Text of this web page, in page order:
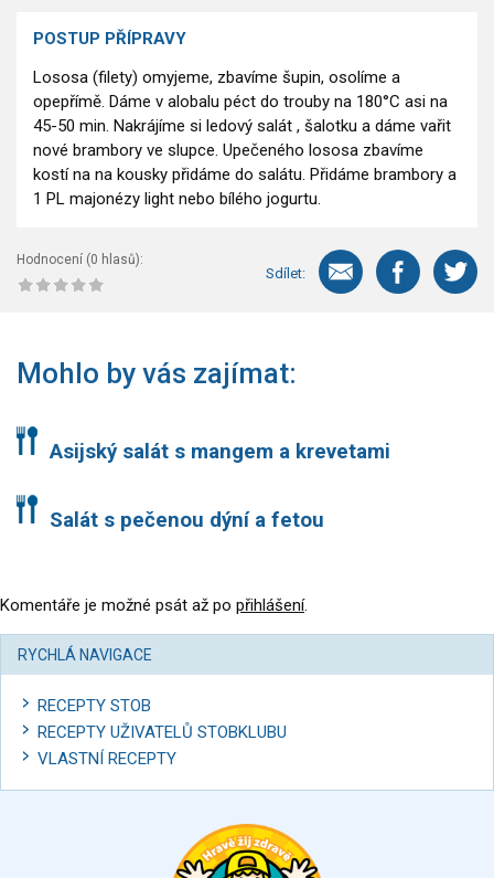
POSTUP PŘÍPRAVY
Lososa (filety) omyjeme, zbavíme šupin, osolíme a
opepřímě. Dáme v alobalu péct do trouby na 180°C asi na
45-50 min. Nakrájíme si ledový salát , šalotku a dáme vařit
nové brambory ve slupce. Upečeného lososa zbavíme
kostí na na kousky přidáme do salátu. Přidáme brambory a
1 PL majonézy light nebo bílého jogurtu.
Hodnocení (0 hlasů):
Sdílet:
Mohlo by vás zajímat:
Asijský salát s mangem a krevetami
Salát s pečenou dýní a fetou
Komentáře je možné psát až po přihlášení.
RYCHLÁ NAVIGACE
RECEPTY STOB
RECEPTY UŽIVATELŮ STOBKLUBU
VLASTNÍ RECEPTY